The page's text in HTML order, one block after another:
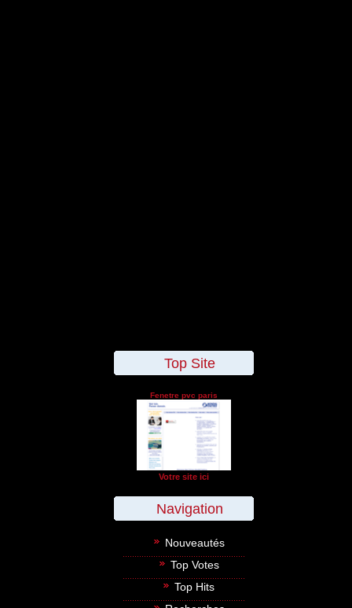
Top Site
Fenetre pvc paris
Votre site ici
Navigation
Nouveautés
Top Votes
Top Hits